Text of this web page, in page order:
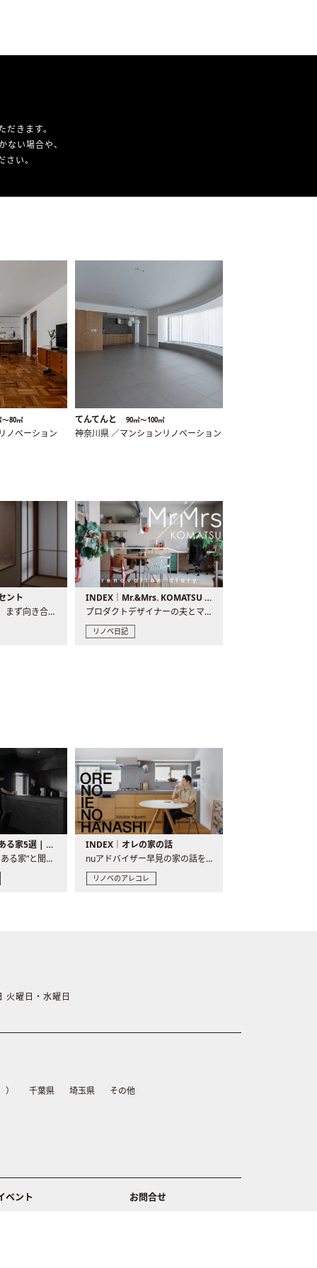
きます。
い場合や、
い。
〜80㎡
ノベーション
てんてんと 90㎡〜100㎡
神奈川県 ／マンションリノベーション
ント
現場が始まるとき、まず向き合うものの一つがコンセントです..
INDEX｜Mr.&Mrs. KOMATSU renovation diary
プロダクトデザイナーの夫とマーチャンダイザーの妻が、夫婦で..
リノベ日記
バーカウンターのある家5選 | 日常に馴染む“距離の近い”キッチンとは
“バーカウンターのある家”と聞くと、少し特別な、大人のための..
INDEX｜オレの家の話
nuアドバイザー早見の家の話を、全4話でお届け。リノベーションを..
リノベのアレコレ
曜日・水曜日
） 千葉県 埼玉県
その他
ベント お問合せ